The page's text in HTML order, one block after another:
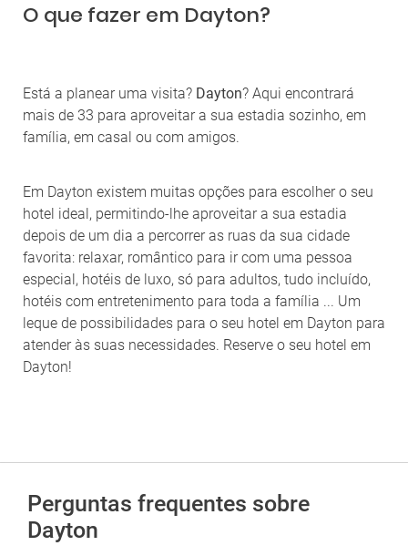
O que fazer em Dayton?
Está a planear uma visita? Dayton? Aqui encontrará
mais de 33 para aproveitar a sua estadia sozinho, em
família, em casal ou com amigos.
Em Dayton existem muitas opções para escolher o seu
hotel ideal, permitindo-lhe aproveitar a sua estadia
depois de um dia a percorrer as ruas da sua cidade
favorita: relaxar, romântico para ir com uma pessoa
especial, hotéis de luxo, só para adultos, tudo incluído,
hotéis com entretenimento para toda a família ... Um
leque de possibilidades para o seu hotel em Dayton para
atender às suas necessidades. Reserve o seu hotel em
Dayton!
Perguntas frequentes sobre
Dayton